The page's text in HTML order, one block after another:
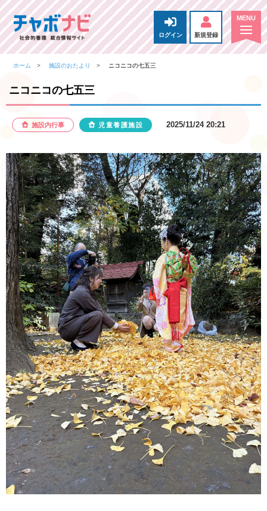
ログイン 新規登録
ホーム 施設のおたより ニコニコの七五三
ニコニコの七五三
施設内行事 児童養護施設 2025/11/24 20:21